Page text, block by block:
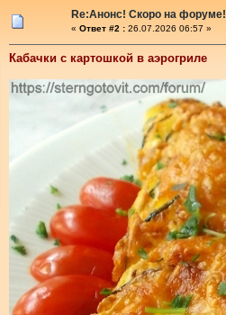
Re:Анонс! Скоро на форуме!
« Ответ #2 : 26.07.2026 06:57 »
Кабачки с картошкой в аэрогриле